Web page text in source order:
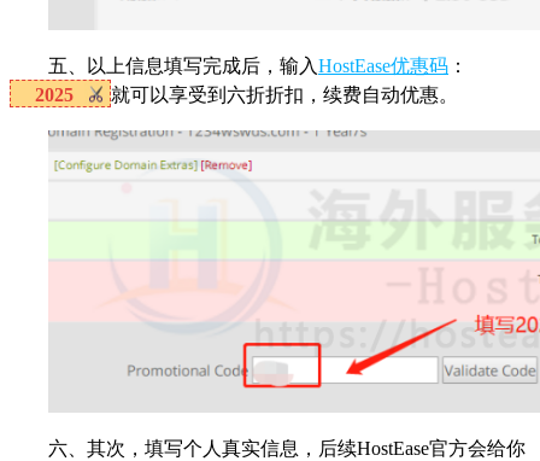
五、以上信息填写完成后，输入HostEase优惠码 ：
2025
就可以享受到六折折扣，续费自动优惠。
六、其次，填写个人真实信息，后续HostEase官方会给你